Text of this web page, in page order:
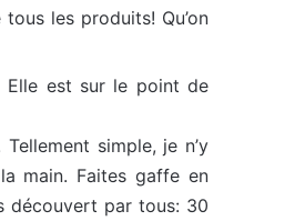
les produits! Qu’on
est sur le point de
simple, je n’y
main. Faites gaffe en
découvert par tous: 30